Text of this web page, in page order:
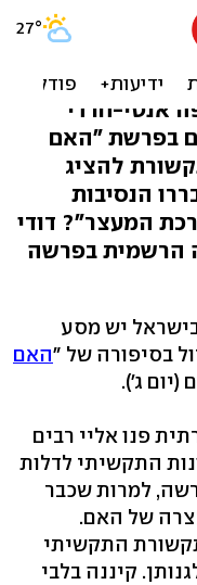
בשירות
אנטי-חרדי
בפרשת "האם
להציג
הנסיבות
המעצר"? דודי
הרשמית בפרשה
יש מסע
בסיפורה של "האם
(יום ג').
פנו אליי רבים
התקשיתי לדלות
למרות שכבר
של האם.
התקשיתי
קיננה בלבי